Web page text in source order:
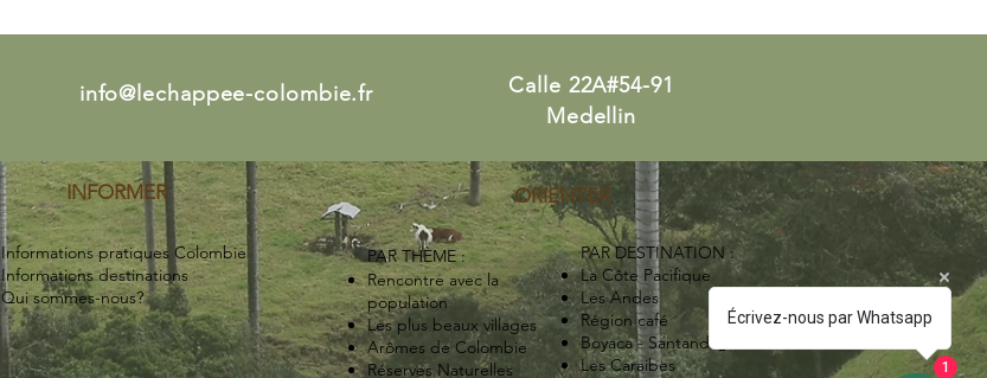
info@lechappee-colombie.fr
Calle 22A#54-91
Medellin
PAR THÈME :
Rencontre avec la
population
Les plus beaux villages
Arômes de Colombie
Réserves Naturelles
PAR DESTINATION :
La Côte Pacifique
Les Andes
Région café
Boyaca - Santande
Les Caraibes
Informations pratiques Colombie
Informations destinations
Qui sommes-nous?
INFORMER ORIENTER
Écrivez-nous par Whatsapp